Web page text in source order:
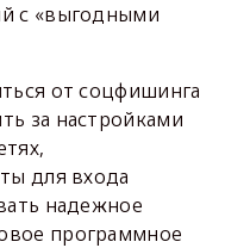
с «выгодными
от соцфишинга
за настройками
для входа
надежное
программное